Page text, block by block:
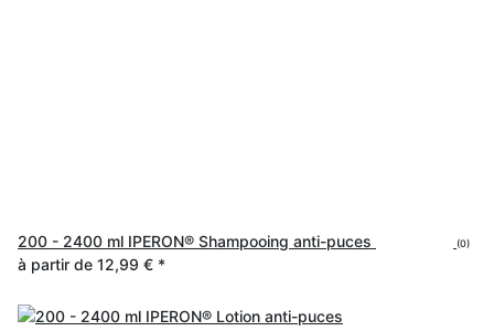
200 - 2400 ml IPERON® Shampooing anti-puces (0)
à partir de 12,99 € *